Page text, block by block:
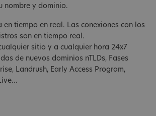
nombre y dominio.
en tiempo en real. Las conexiones con los
son en tiempo real.
sitio y a cualquier hora 24x7
de nuevos dominios nTLDs, Fases
Landrush, Early Access Program,